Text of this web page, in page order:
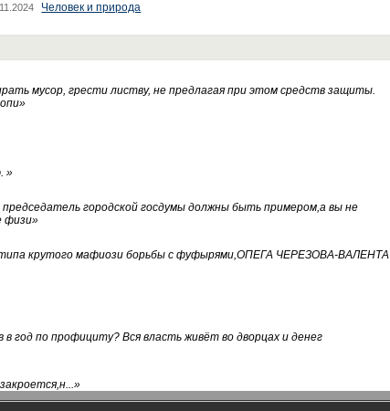
Человек и природа
мусор, грести листву, не предлагая при этом средств защиты.
»
»
городской госдумы должны быть примером,а вы не
физи»
крутого мафиози борьбы с фуфырями,ОПЕГА ЧЕРЕЗОВА-ВАЛЕНТА
год по профициту? Вся власть живёт во дворцах и денег
»